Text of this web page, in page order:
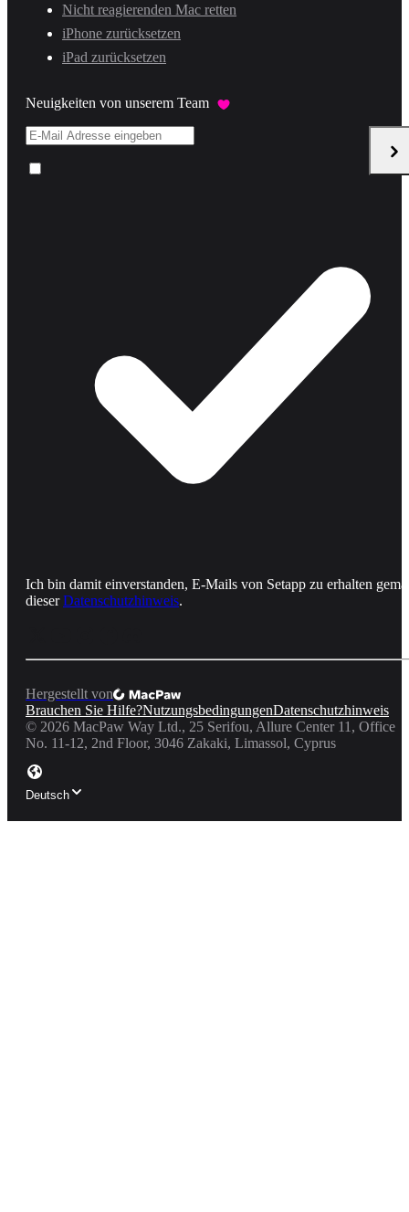
Nicht reagierenden Mac retten
iPhone zurücksetzen
iPad zurücksetzen
Neuigkeiten von unserem Team
Ich bin damit einverstanden, E-Mails von Setapp zu erhalten
dieser Datenschutzhinweis.
Hergestellt von
Brauchen Sie Hilfe?NutzungsbedingungenDatenschutzhinweis
© 2026 MacPaw Way Ltd., 25 Serifou, Allure Center 11, Office
No. 11-12, 2nd Floor, 3046 Zakaki, Limassol, Cyprus
Deutsch